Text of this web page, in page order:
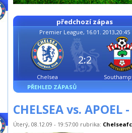
předchozí zápas
Premier League, 16.01. 2013,20:45
Chelsea
2:2
PŘEHLED ZÁPASŮ
CHELSEA vs.
Úterý, 08.12.09 - 19:57:00 rubrika: